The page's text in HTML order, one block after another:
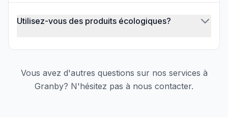
Utilisez-vous des produits écologiques?
Vous avez d'autres questions sur nos services à
Granby? N'hésitez pas à nous contacter.